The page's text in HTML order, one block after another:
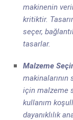
makinenin
kritiktir.
seçer,
tasarlar.
Malzeme
makinalarının
için malzeme
kullanım
dayanıklılık